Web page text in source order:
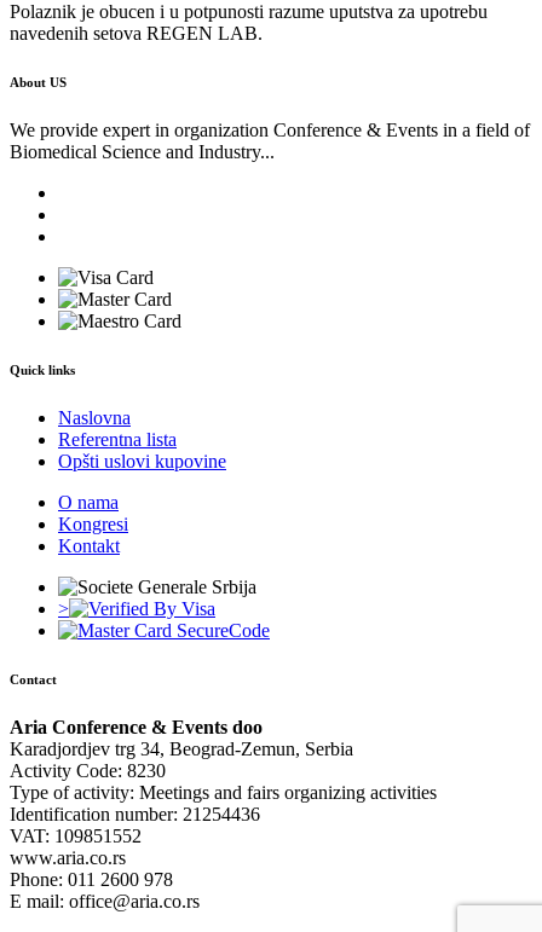
Polaznik je obucen i u potpunosti razume uputstva za upotrebu
navedenih setova REGEN LAB.
About US
We provide expert in organization Conference & Events in a field of
Biomedical Science and Industry...
Quick links
Naslovna
Referentna lista
Opšti uslovi kupovine
O nama
Kongresi
Kontakt
>
Contact
Aria Conference & Events doo
Karadjordjev trg 34, Beograd-Zemun, Serbia
Activity Code: 8230
Type of activity: Meetings and fairs organizing activities
Identification number: 21254436
VAT: 109851552
www.aria.co.rs
Phone: 011 2600 978
E mail: office@aria.co.rs